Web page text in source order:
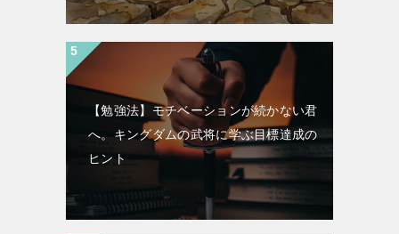
【勉強法】モチベーションが続かない君
へ。キングダムの武将に学ぶ目標達成の
ヒント